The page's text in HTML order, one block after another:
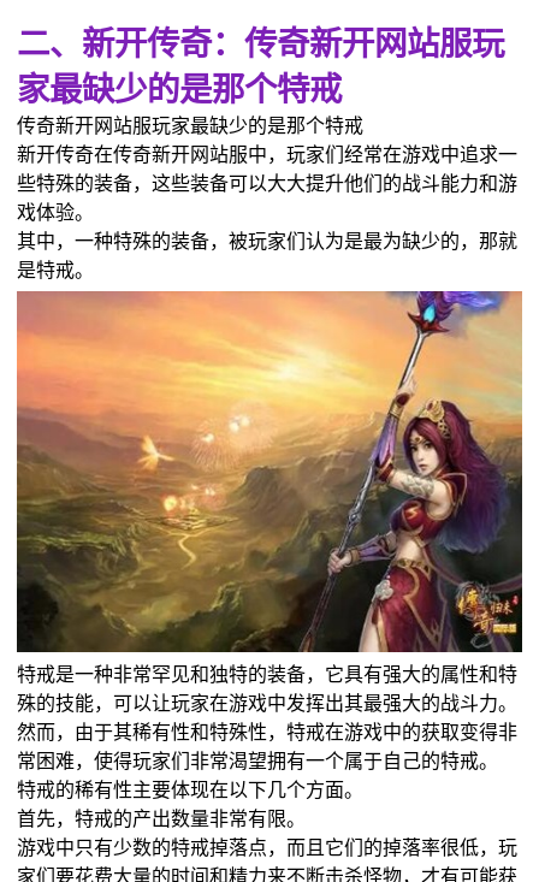
二、新开传奇：传奇新开网站服玩
家最缺少的是那个特戒
传奇新开网站服玩家最缺少的是那个特戒
新开传奇在传奇新开网站服中，玩家们经常在游戏中追求一
些特殊的装备，这些装备可以大大提升他们的战斗能力和游
戏体验。
其中，一种特殊的装备，被玩家们认为是最为缺少的，那就
是特戒。
特戒是一种非常罕见和独特的装备，它具有强大的属性和特
殊的技能，可以让玩家在游戏中发挥出其最强大的战斗力。
然而，由于其稀有性和特殊性，特戒在游戏中的获取变得非
常困难，使得玩家们非常渴望拥有一个属于自己的特戒。
特戒的稀有性主要体现在以下几个方面。
首先，特戒的产出数量非常有限。
游戏中只有少数的特戒掉落点，而且它们的掉落率很低，玩
家们要花费大量的时间和精力来不断击杀怪物，才有可能获